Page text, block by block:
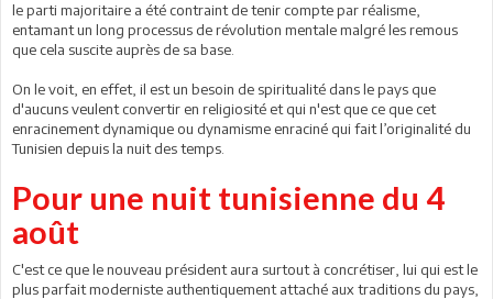
le parti majoritaire a été contraint de tenir compte par réalisme,
entamant un long processus de révolution mentale malgré les remous
que cela suscite auprès de sa base.
On le voit, en effet, il est un besoin de spiritualité dans le pays que
d'aucuns veulent convertir en religiosité et qui n'est que ce que cet
enracinement dynamique ou dynamisme enraciné qui fait l’originalité du
Tunisien depuis la nuit des temps.
Pour une nuit tunisienne du 4
août
C'est ce que le nouveau président aura surtout à concrétiser, lui qui est le
plus parfait moderniste authentiquement attaché aux traditions du pays,